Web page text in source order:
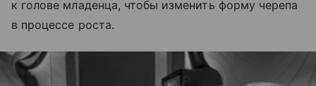
к голове младенца, чтобы изменить форму черепа
в процессе роста.